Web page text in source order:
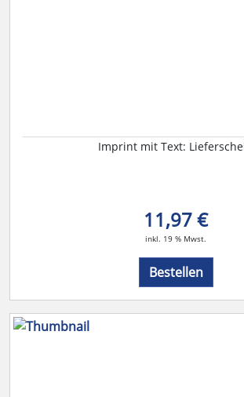
Imprint mit Text:
11,97 €
inkl. 19 % Mwst.
Bestellen